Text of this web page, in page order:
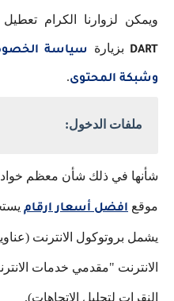
ويمكن لزوارنا الكرام
DART بزيارة
وشبكة المحتوى.
ملفات الدخول:
شأنها في ذلك شأن معظم
موقع افضل أسعار ارقام
يشمل بروتوكول الانترنت
الانترنت "مقدمي خدمات
النقرات لتحليل الاتجاهات).